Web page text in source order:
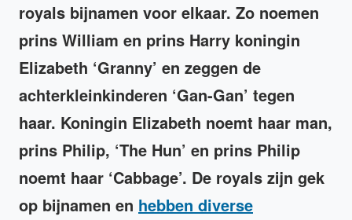
royals bijnamen voor elkaar. Zo noemen
prins William en prins Harry koningin
Elizabeth ‘Granny’ en zeggen de
achterkleinkinderen ‘Gan-Gan’ tegen
haar. Koningin Elizabeth noemt haar man,
prins Philip, ‘The Hun’ en prins Philip
noemt haar ‘Cabbage’. De royals zijn gek
op bijnamen en hebben diverse